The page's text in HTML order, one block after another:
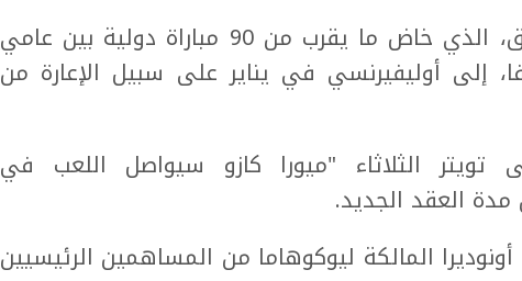
وانضم الدولي الياباني السابق، الذي خاض ما يقرب من 90 مباراة دولية بين عامي
وسجل 55 هدفا، إلى أوليفيرنسي في يناير على سبيل الإعارة من
تويتر الثلاثاء "ميورا كازو سيواصل اللعب في
العقد الجديد.
المالكة ليوكوهاما من المساهمين الرئيسيين